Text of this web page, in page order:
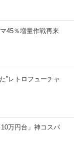
45％増量作戦再来
”レトロフューチャ
万円台」神コスパ